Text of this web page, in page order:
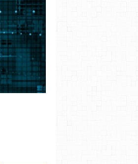
créé
anti-CPE,
et de
Il
rendre
dans